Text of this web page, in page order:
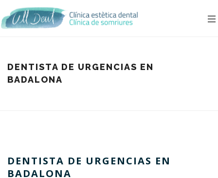
DENTISTA DE URGENCIAS EN
BADALONA
DENTISTA DE URGENCIAS EN
BADALONA